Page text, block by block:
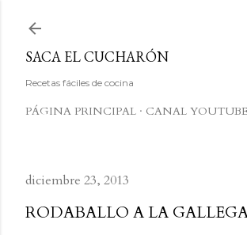
SACA EL CUCHARÓN
Recetas fáciles de cocina
PÁGINA PRINCIPAL CANAL YOUTUBE
diciembre 23, 2013
RODABALLO A LA